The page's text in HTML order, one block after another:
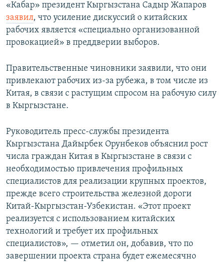
«Кабар» президент Кыргызстана Садыр Жапаров
заявил, что усиление дискуссий о китайских
рабочих является «специально организованной
провокацией» в преддверии выборов.
Правительственные чиновники заявили, что они
привлекают рабочих из-за рубежа, в том числе из
Китая, в связи с растущим спросом на рабочую силу
в Кыргызстане.
Руководитель пресс-службы президента
Кыргызстана Дайырбек Орунбеков объяснил рост
числа граждан Китая в Кыргызстане в связи с
необходимостью привлечения профильных
специалистов для реализации крупных проектов,
прежде всего строительства железной дороги
Китай-Кыргызстан-Узбекистан. «Этот проект
реализуется с использованием китайских
технологий и требует их профильных
специалистов», — отметил он, добавив, что по
завершении проекта страна будет ежемесячно